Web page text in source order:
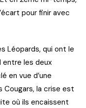
pour finir avec
Léopards, qui ont le
entre les deux
en vue d’une
Cougars, la crise est
où ils encaissent